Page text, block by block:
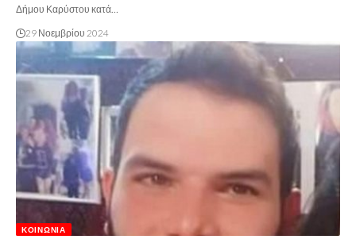
Δήμου Καρύστου κατά…
29 Νοεμβρίου 2024
ΚΟΙΝΩΝΊΑ